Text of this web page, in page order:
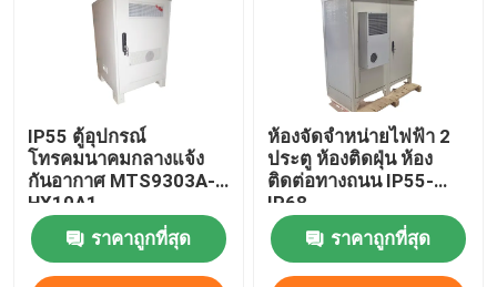
IP55 ตู้อุปกรณ์
โทรคมนาคมกลางแจ้ง
กันอากาศ MTS9303A-
HX10A1
ราคาถูกที่สุด
ห้องจัดจําหน่ายไฟฟ้า 2
ประตู ห้องติดฝุ่น ห้อง
ติดต่อทางถนน IP55-
IP68
ราคาถูกที่สุด